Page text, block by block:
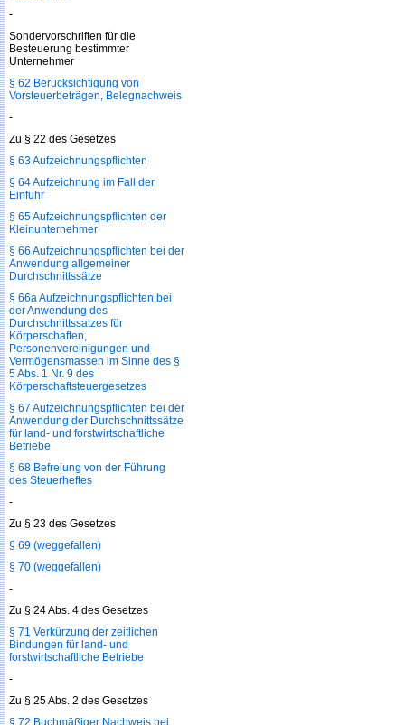
-
Sondervorschriften für die
Besteuerung bestimmter
Unternehmer
§ 62 Berücksichtigung von
Vorsteuerbeträgen, Belegnachweis
-
Zu § 22 des Gesetzes
§ 63 Aufzeichnungspflichten
§ 64 Aufzeichnung im Fall der
Einfuhr
§ 65 Aufzeichnungspflichten der
Kleinunternehmer
§ 66 Aufzeichnungspflichten bei der
Anwendung allgemeiner
Durchschnittssätze
§ 66a Aufzeichnungspflichten bei
der Anwendung des
Durchschnittssatzes für
Körperschaften,
Personenvereinigungen und
Vermögensmassen im Sinne des §
5 Abs. 1 Nr. 9 des
Körperschaftsteuergesetzes
§ 67 Aufzeichnungspflichten bei der
Anwendung der Durchschnittssätze
für land- und forstwirtschaftliche
Betriebe
§ 68 Befreiung von der Führung
des Steuerheftes
-
Zu § 23 des Gesetzes
§ 69 (weggefallen)
§ 70 (weggefallen)
-
Zu § 24 Abs. 4 des Gesetzes
§ 71 Verkürzung der zeitlichen
Bindungen für land- und
forstwirtschaftliche Betriebe
-
Zu § 25 Abs. 2 des Gesetzes
§ 72 Buchmäßiger Nachweis bei